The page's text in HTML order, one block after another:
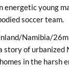
energetic young
soccer team.
Namibia/26m
story of urbanized
in the harsh